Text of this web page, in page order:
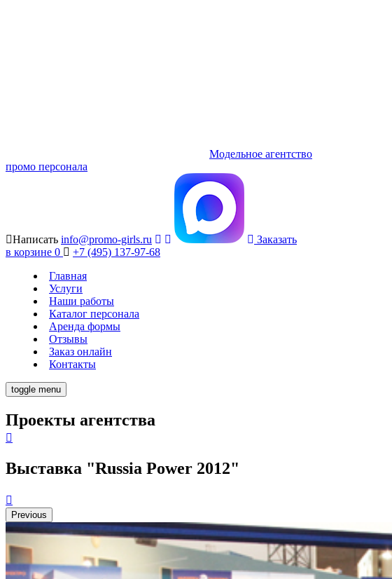
Модельное агентство
промо персонала
Написать info@promo-girls.ru
Заказать
в корзине 0
+7 (495) 137-97-68
Главная
Услуги
Наши работы
Каталог персонала
Аренда формы
Отзывы
Заказ онлайн
Контакты
toggle menu
Проекты агентства
Выставка "Russia Power 2012"
Previous